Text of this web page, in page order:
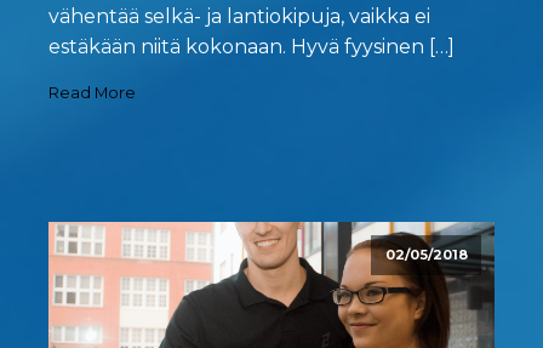
vähentää selkä- ja lantiokipuja, vaikka ei
estäkään niitä kokonaan. Hyvä fyysinen […]
Read More
02/05/2018